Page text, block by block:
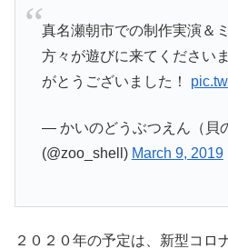
真名瀬朝市での制作実演＆
方々が遊びに来てください
がとうございました！
— かいのどうぶつえん（貝
(@zoo_shell) March 9, 2019
２０２０年の予定は、新型コロ